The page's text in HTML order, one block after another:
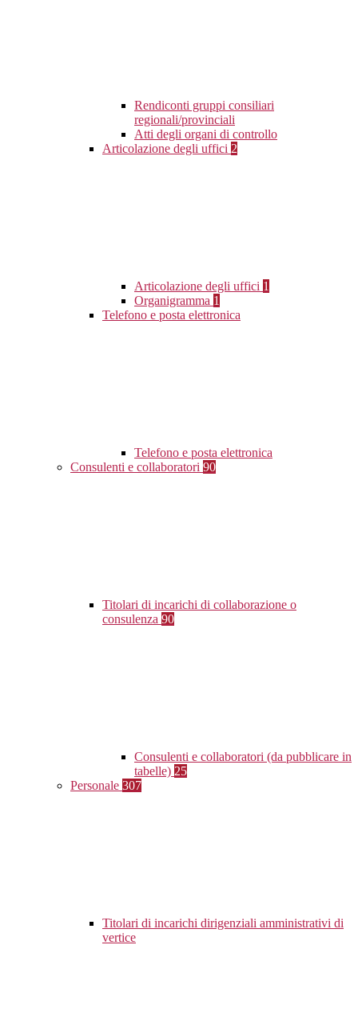
Rendiconti gruppi consiliari
regionali/provinciali
Atti degli organi di controllo
Articolazione degli uffici 2
Articolazione degli uffici 1
Organigramma 1
Telefono e posta elettronica
Telefono e posta elettronica
Consulenti e collaboratori 90
Titolari di incarichi di collaborazione o
consulenza 90
Consulenti e collaboratori (da pubblicare in
tabelle) 25
Personale 307
Titolari di incarichi dirigenziali amministrativi di
vertice